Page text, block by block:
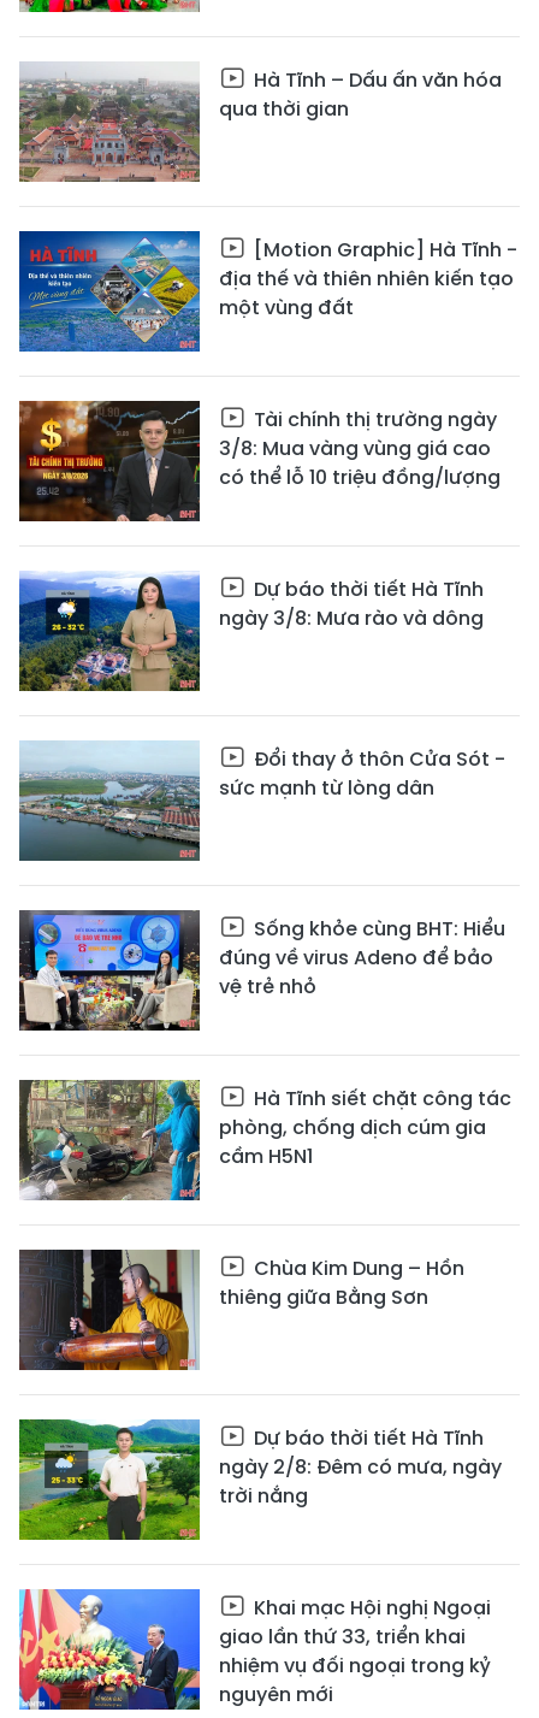
Hà Tĩnh – Dấu ấn văn hóa
qua thời gian
[Motion Graphic] Hà Tĩnh -
địa thế và thiên nhiên kiến tạo
một vùng đất
Tài chính thị trường ngày
3/8: Mua vàng vùng giá cao
có thể lỗ 10 triệu đồng/lượng
Dự báo thời tiết Hà Tĩnh
ngày 3/8: Mưa rào và dông
Đổi thay ở thôn Cửa Sót -
sức mạnh từ lòng dân
Sống khỏe cùng BHT: Hiểu
đúng về virus Adeno để bảo
vệ trẻ nhỏ
Hà Tĩnh siết chặt công tác
phòng, chống dịch cúm gia
cầm H5N1
Chùa Kim Dung – Hồn
thiêng giữa Bằng Sơn
Dự báo thời tiết Hà Tĩnh
ngày 2/8: Đêm có mưa, ngày
trời nắng
Khai mạc Hội nghị Ngoại
giao lần thứ 33, triển khai
nhiệm vụ đối ngoại trong kỷ
nguyên mới